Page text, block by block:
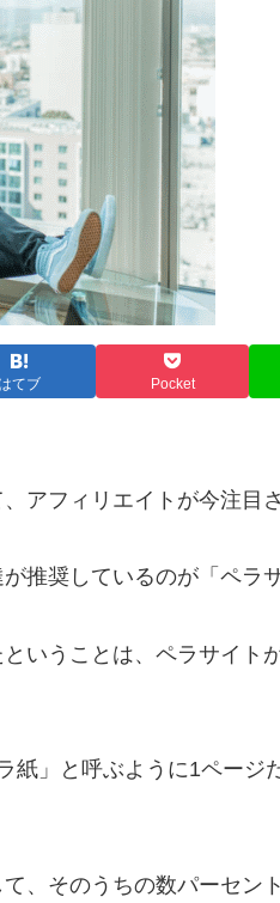
てブ Pocket
アフィリエイトが今注目
推奨しているのが「ペラ
いうことは、ペラサイト
紙」と呼ぶように1ページ
、そのうちの数パーセン